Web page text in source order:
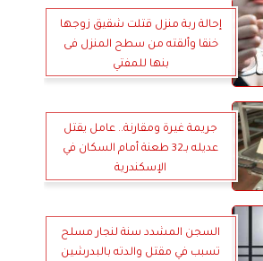
إحالة ربة منزل قتلت شقيق زوجها
خنقا وألقته من سطح المنزل فى
بنها للمفتي
جريمة غيرة ومقارنة.. عامل يقتل
عديله بـ32 طعنة أمام السكان في
الإسكندرية
السجن المشدد سنة لنجار مسلح
تسبب في مقتل والدته بالبدرشين